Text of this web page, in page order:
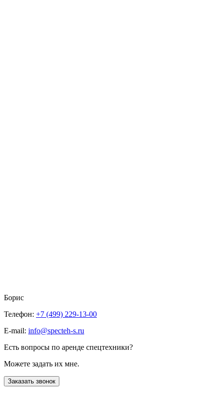
Борис
Телефон: +7 (499) 229-13-00
E-mail: info@specteh-s.ru
Есть вопросы по аренде спецтехники?
Можете задать их мне.
Заказать звонок